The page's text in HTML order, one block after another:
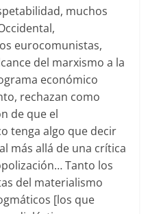
muchos
eurocomunistas,
del marxismo a la
económico
rechazan como
de que el
tenga algo que decir
más allá de una crítica
Tanto los
del materialismo
[los que